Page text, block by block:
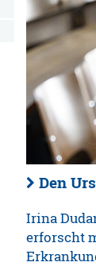
Den
Irina
erforscht